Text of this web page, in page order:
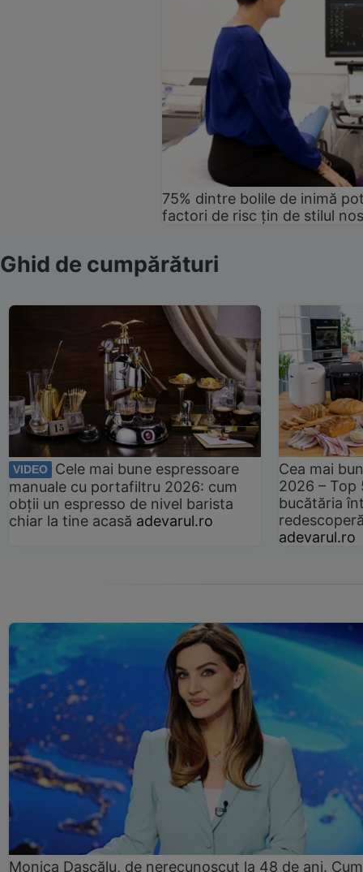
75% dintre bolile de inimă
factori de risc țin de stilul
Ghid de cumpărături
VIDEO
Cele mai bune espressoare
manuale cu portafiltru 2026: cum
obții un espresso de nivel barista
chiar la tine acasă adevarul.ro
Cea mai
2026 –
bucătăria
adevarul.ro
Monica Dascălu, de nerecunoscut la 48 de ani. Cum